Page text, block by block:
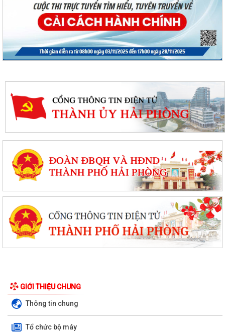
GIỚI THIỆU CHUNG
Thông tin chung
Tổ chức bộ máy
PHƯỜNG BẠCH ĐẰNG CÓ 2 TUYẾN ĐƯỜNG ĐƯỢC ĐẶT TÊN THEO NGHỊ